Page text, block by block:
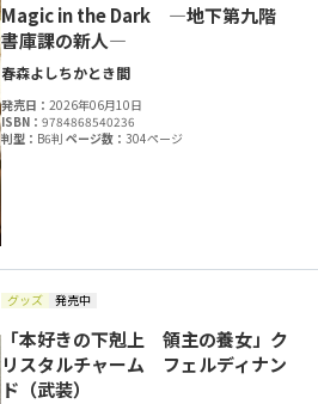
Magic in the Dark ―地下第九階
書庫課の新人―
春森よしちかとき間
発売日：2026年06月10日
ISBN：9784868540236
判型： B6判ページ数：304ページ
グッズ 発売中
「本好きの下剋上 領主の養女」ク
リスタルチャーム フェルディナン
ド（武装）